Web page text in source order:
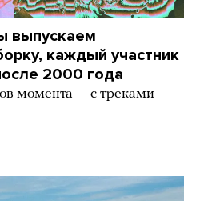
выпускаем
каждый участник
2000 года
момента — с треками